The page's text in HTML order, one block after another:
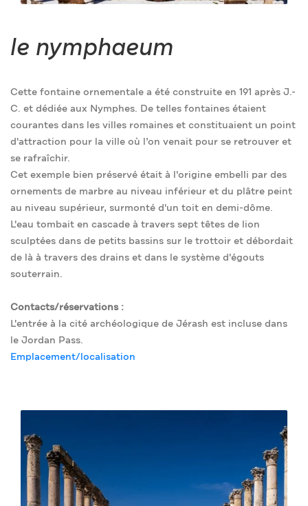
le nymphaeum
Cette fontaine ornementale a été construite en 191 après J.-
C. et dédiée aux Nymphes. De telles fontaines étaient
courantes dans les villes romaines et constituaient un point
d'attraction pour la ville où l’on venait pour se retrouver et
se rafraîchir.
Cet exemple bien préservé était à l'origine embelli par des
ornements de marbre au niveau inférieur et du plâtre peint
au niveau supérieur, surmonté d'un toit en demi-dôme.
L'eau tombait en cascade à travers sept têtes de lion
sculptées dans de petits bassins sur le trottoir et débordait
de là à travers des drains et dans le système d'égouts
souterrain.
Contacts/réservations :
L'entrée à la cité archéologique de Jérash est incluse dans
le Jordan Pass.
Emplacement/localisation